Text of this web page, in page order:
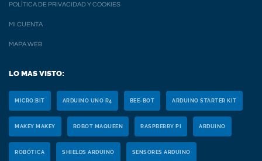
POLÍTICA DE PRIVACIDAD Y COOKIES
MI CUENTA
MAPA WEB
LO MAS VISTO:
MICRO:BIT ARDUINO UNO R4 BEE-BOT ARDUINO STARTER KIT
MAKEY MAKEY ROBOT MAQUEEN RASPBERRY PI ARDUINO
ROBÓTICA SHIELDS ARDUINO SENSORES ARDUINO